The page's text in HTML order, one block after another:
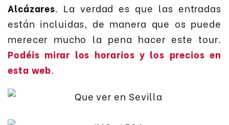
Alcázares. La verdad es que las entradas
están incluidas, de manera que os puede
merecer mucho la pena hacer este tour.
Podéis mirar los horarios y los precios en
esta web.